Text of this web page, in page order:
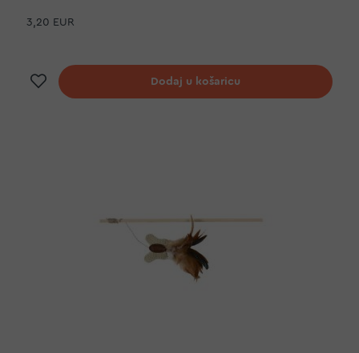
3,20 EUR
Dodaj na listu želja
Dodaj u košaricu